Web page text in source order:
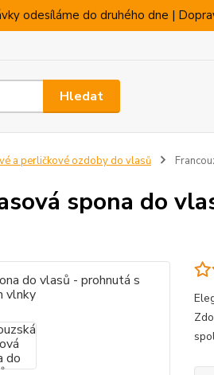
odesíláme do druhého dne |
Hledat
a perličkové ozdoby do vlasů
spona do